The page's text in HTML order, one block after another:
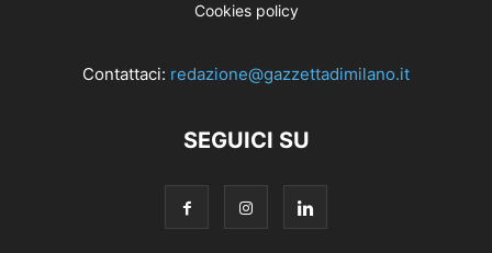
Cookies policy
Contattaci: redazione@gazzettadimilano.it
SEGUICI SU